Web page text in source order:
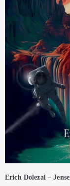
Erich Dolezal –